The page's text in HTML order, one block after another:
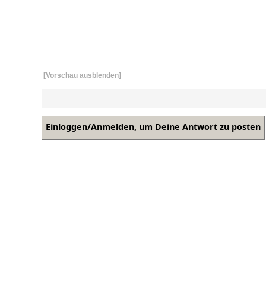
[Vorschau ausblenden]